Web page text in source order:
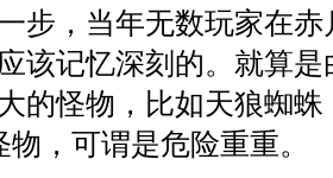
步，当年无数玩家在
该记忆深刻的。就算
的怪物，比如天狼蜘蛛
，可谓是危险重重。